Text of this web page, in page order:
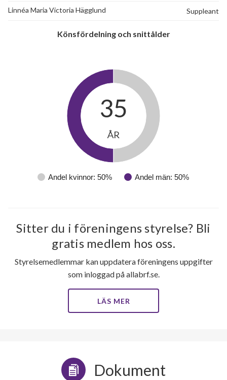
Linnéa Maria Victoria Hägglund Suppleant
Könsfördelning och snittålder
Andel kvinnor: 50% Andel män: 50%
35
ÅR
Sitter du i föreningens styrelse? Bli
gratis medlem hos oss.
Styrelsemedlemmar kan uppdatera föreningens uppgifter
som inloggad på allabrf.se.
LÄS MER
Dokument